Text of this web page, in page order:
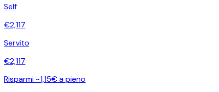
Self
€2,117
Servito
€2,117
Risparmi ~1,15€ a pieno